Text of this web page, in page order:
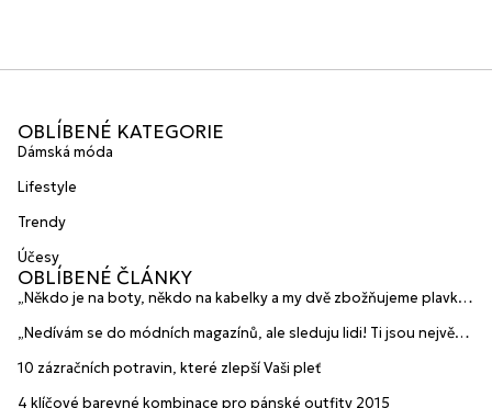
OBLÍBENÉ KATEGORIE
Dámská móda
Lifestyle
Trendy
Účesy
OBLÍBENÉ ČLÁNKY
„Někdo je na boty, někdo na kabelky a my dvě zbožňujeme plavky“
HANAJANA Swimwear
„Nedívám se do módních magazínů, ale sleduju lidi! Ti jsou největší
10 zázračních potravin, které zlepší Vaši pleť
4 klíčové barevné kombinace pro pánské outfity 2015